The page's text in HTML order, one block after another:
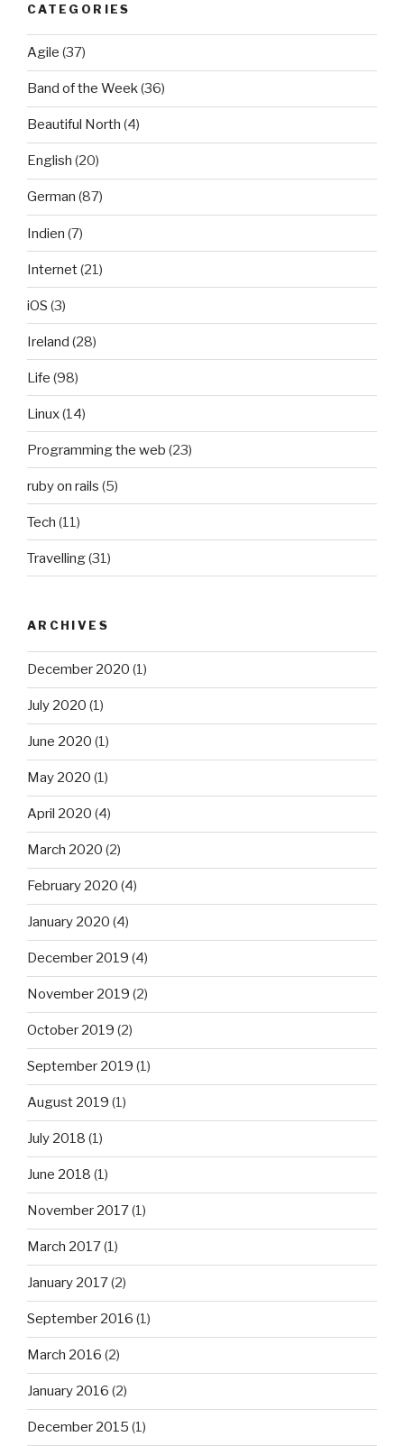
CATEGORIES
Agile (37)
Band of the Week(36)
Beautiful North (4)
English (20)
German (87)
Indien (7)
Internet(21)
iOS (3)
Ireland (28)
Life (98)
Linux(14)
Programming the web (23)
ruby on rails (5)
Tech (11)
Travelling(31)
ARCHIVES
December 2020 (1)
July 2020 (1)
June 2020 (1)
May 2020 (1)
April 2020 (4)
March 2020 (2)
February 2020 (4)
January 2020 (4)
December 2019 (4)
November 2019 (2)
October 2019 (2)
September 2019 (1)
August 2019 (1)
July 2018 (1)
June 2018 (1)
November 2017(1)
March 2017(1)
January 2017(2)
September 2016 (1)
March 2016 (2)
January 2016 (2)
December 2015 (1)